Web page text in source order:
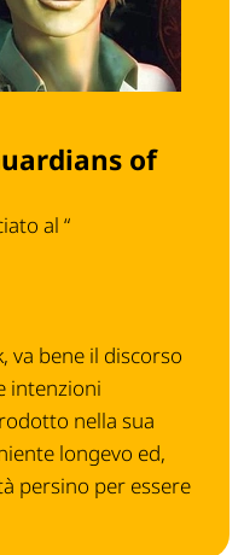
of
al “
va bene il discorso
intenzioni
nella sua
longevo ed,
persino per essere